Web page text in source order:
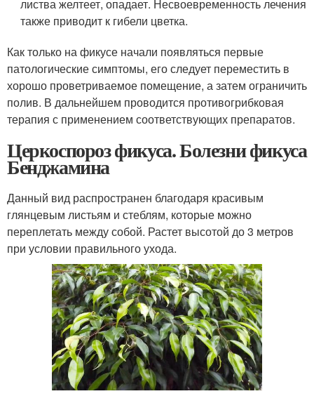
листва желтеет, опадает. Несвоевременность лечения
также приводит к гибели цветка.
Как только на фикусе начали появляться первые
патологические симптомы, его следует переместить в
хорошо проветриваемое помещение, а затем ограничить
полив. В дальнейшем проводится противогрибковая
терапия с применением соответствующих препаратов.
Церкоспороз фикуса. Болезни фикуса
Бенджамина
Данный вид распространен благодаря красивым
глянцевым листьям и стеблям, которые можно
переплетать между собой. Растет высотой до 3 метров
при условии правильного ухода.